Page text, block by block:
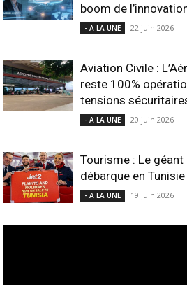
boom de
- A LA UNE 22 juin 2026
Aviation Civile :
reste 100%
tensions
- A LA UNE 20 juin 2026
Tourisme : Le
débarque en
- A LA UNE 19 juin 2026